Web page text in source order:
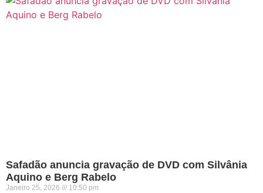
Safadão anuncia gravação de DVD com Silvânia
Aquino e Berg Rabelo
Janeiro 25, 2026 10:50 pm